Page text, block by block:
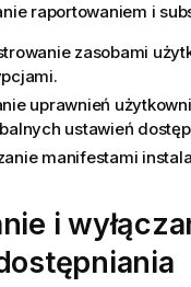
raportowaniem i
zasobami
uprawnień
ustawień
manifestami
i